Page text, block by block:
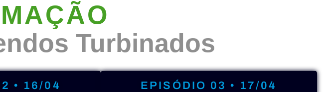
Turbinados
• 16/04 EPISÓDIO 03 • 17/04